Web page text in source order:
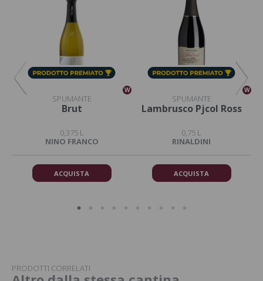
W
SPUMANTE
Brut
0,375 L
NINO FRANCO
ACQUISTA
W
SPUMANTE
Lambrusco Pjcol Ross
0,75 L
RINALDINI
ACQUISTA
PRODOTTI CORRELATI